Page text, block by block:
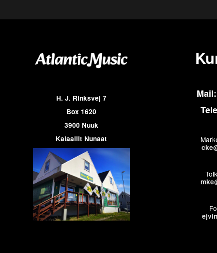
H. J. Rinksvej 7
Box 1620
3900 Nuuk
Kalaallit Nunaat
Mail: